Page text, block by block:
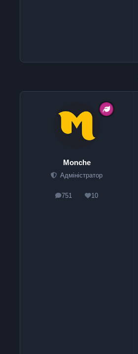
Monche
Адміністратор
751
posts 10
Reputation